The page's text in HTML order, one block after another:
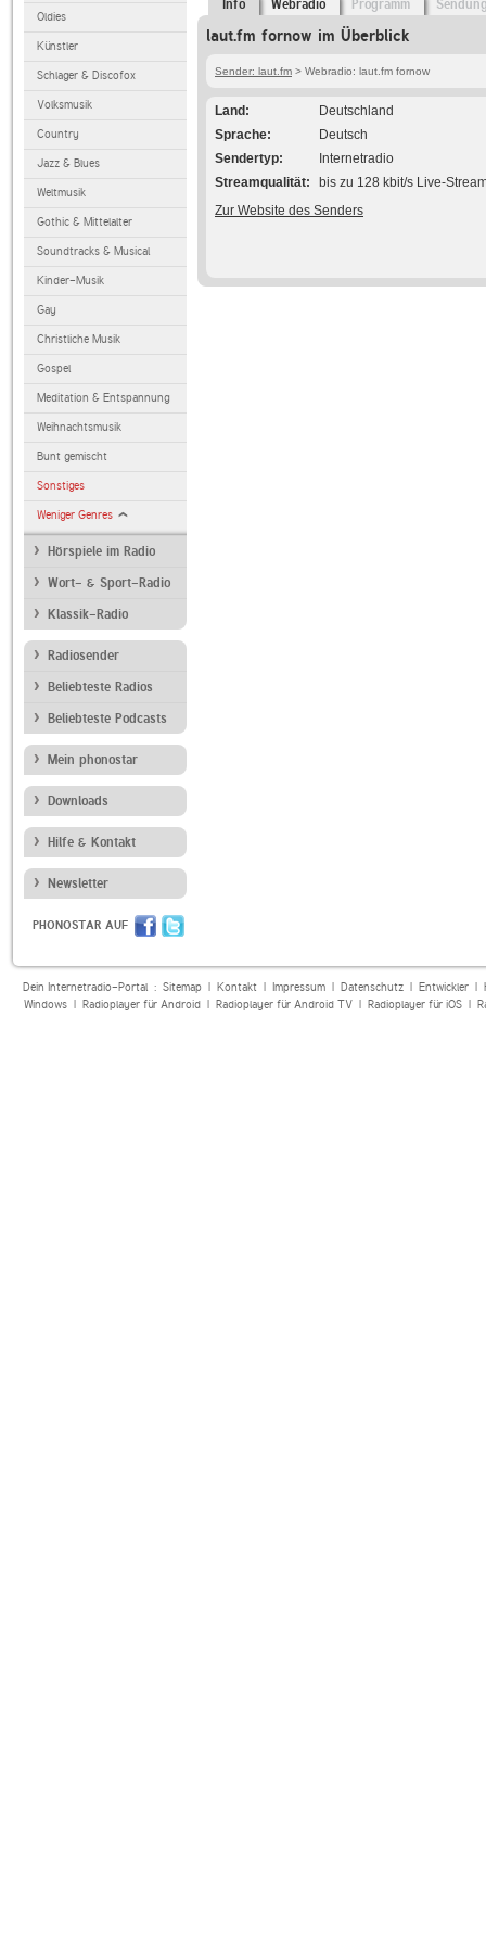
Oldies
Künstler
Schlager & Discofox
Volksmusik
Country
Jazz & Blues
Weltmusik
Gothic & Mittelalter
Soundtracks & Musical
Kinder-Musik
Gay
Christliche Musik
Gospel
Meditation & Entspannung
Weihnachtsmusik
Bunt gemischt
Sonstiges
Weniger Genres
Hörspiele im Radio
Wort- & Sport-Radio
Klassik-Radio
Radiosender
Beliebteste Radios
Beliebteste Podcasts
Mein phonostar
Downloads
Hilfe & Kontakt
Newsletter
PHONOSTAR AUF
Info Webradio Programm
laut.fm fornow im Überblick
Sender: laut.fm > Webradio: laut.fm fornow
Land
Deutschland
Sprache
Deutsch
Sendertyp
Internetradio
Streamqualität
bis zu 128 kbit/s Live-
Zur Website des Senders
Dein Internetradio-Portal : Sitemap| Kontakt| Impressum| Datenschutz| Entwickler|
Windows| Radioplayer für Android| Radioplayer für Android TV| Radioplayer für iOS|